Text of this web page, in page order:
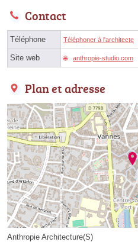
Contact
Téléphone Téléphoner à l'architecte
Site web anthropie-studio.com
Plan et adresse
Anthropie Architecture(S)